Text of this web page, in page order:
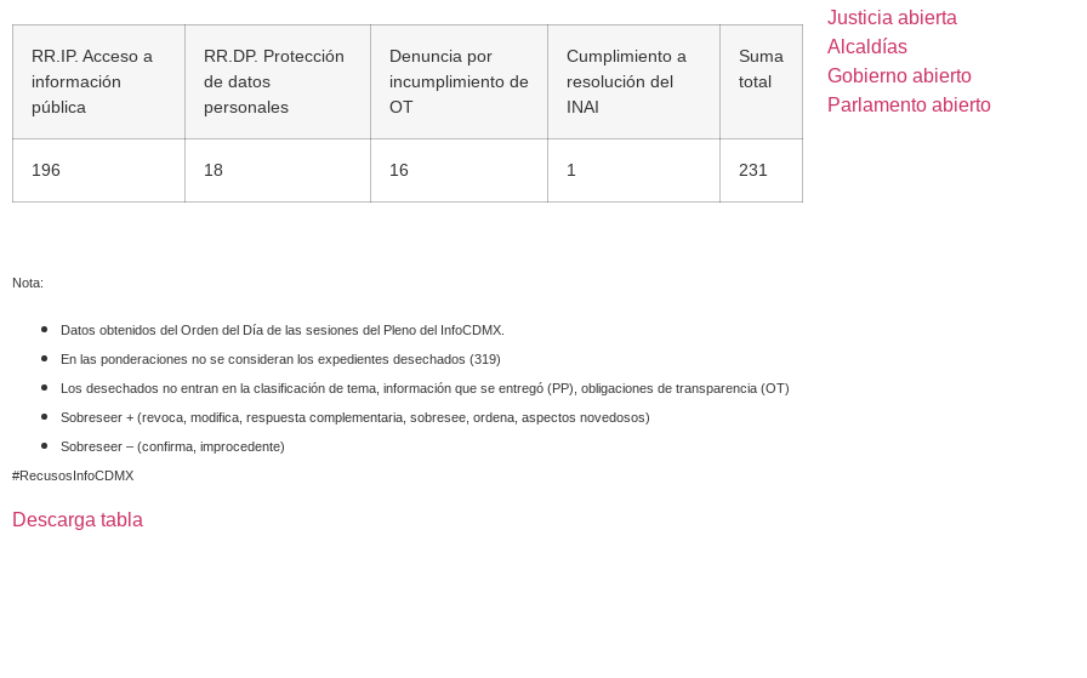
RR.IP. Acceso a
información
pública
RR.DP. Protección
de datos
personales
Denuncia por
incumplimiento de
OT
Cumplimiento a
resolución del
INAI
Suma
total
196 18 16 1 231
Nota:
Datos obtenidos del Orden del Día de las sesiones del Pleno del InfoCDMX.
En las ponderaciones no se consideran los expedientes desechados (319)
Los desechados no entran en la clasificación de tema, información que se entregó (PP), obligaciones de transparencia (OT)
Sobreseer + (revoca, modifica, respuesta complementaria, sobresee, ordena, aspectos novedosos)
Sobreseer – (confirma, improcedente)
#RecusosInfoCDMX
Descarga tabla
Justicia abierta
Alcaldías
Gobierno abierto
Parlamento abierto